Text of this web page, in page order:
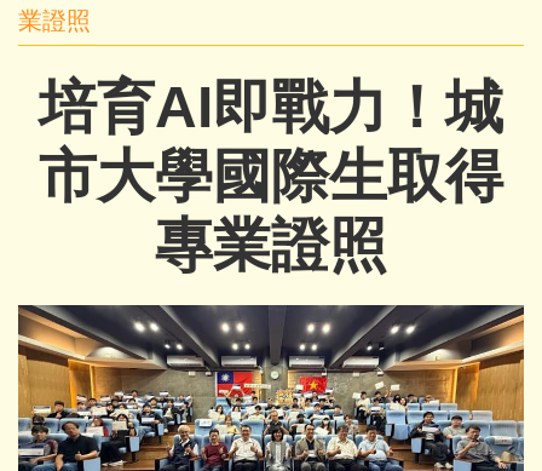
業證照
培育AI即戰力！城
市大學國際生取得
專業證照